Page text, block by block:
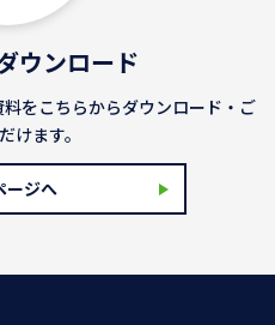
ウンロード
をこちらからダウンロード・ご
けます。
ージへ